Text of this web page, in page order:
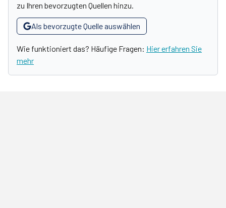
zu Ihren bevorzugten Quellen hinzu.
Als bevorzugte Quelle auswählen
Wie funktioniert das? Häufige Fragen: Hier erfahren Sie
mehr